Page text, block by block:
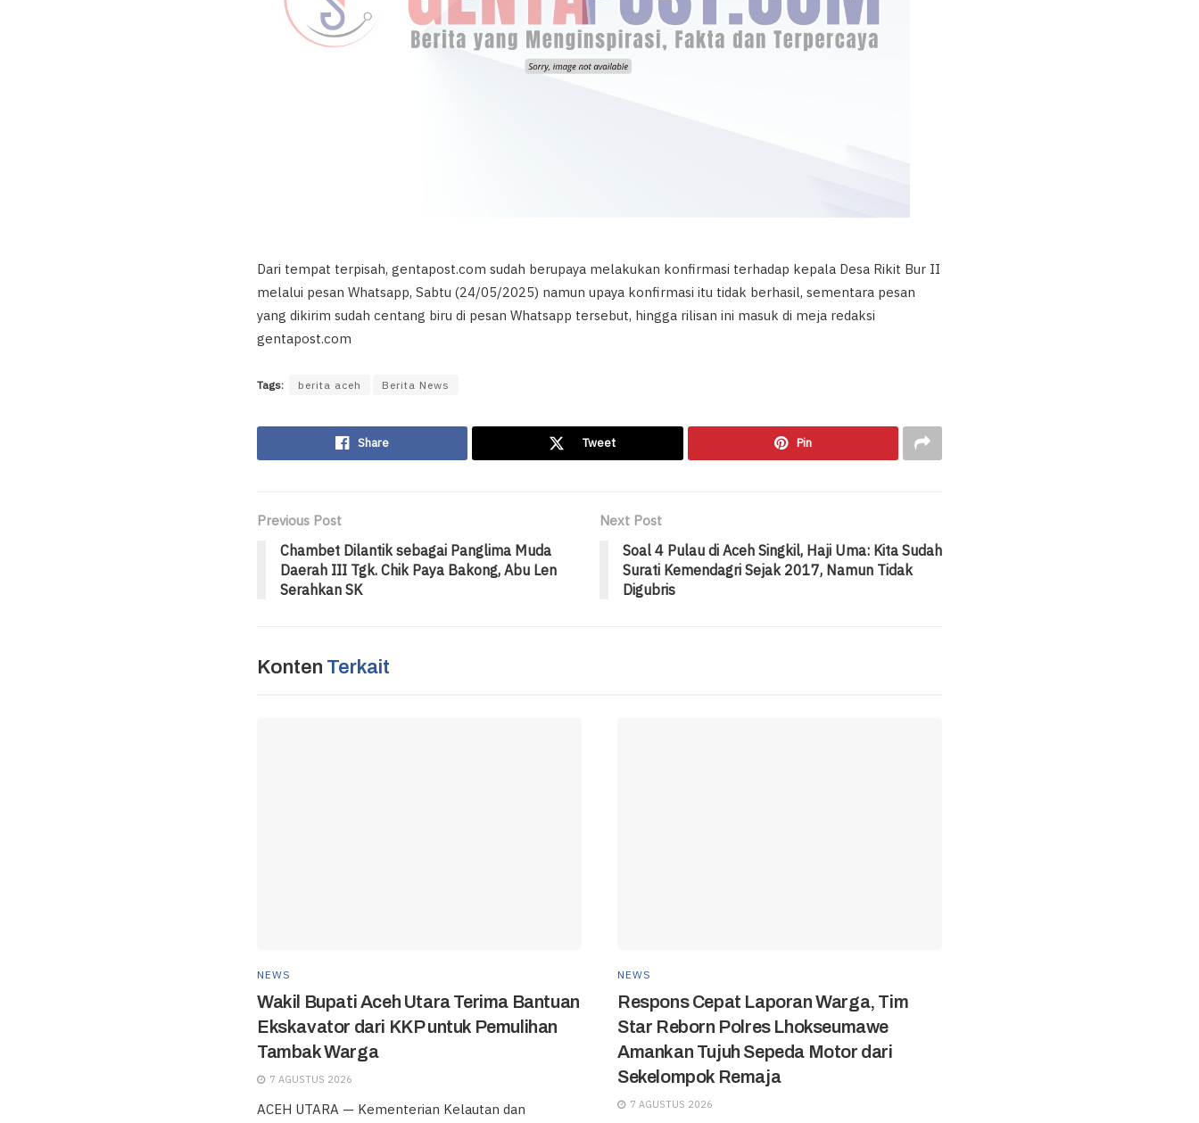
Dari tempat terpisah, gentapost.com sudah berupaya melakukan konfirmasi terhadap kepala Desa Rikit Bur II
melalui pesan Whatsapp, Sabtu (24/05/2025) namun upaya konfirmasi itu tidak berhasil, sementara pesan
yang dikirim sudah centang biru di pesan Whatsapp tersebut, hingga rilisan ini masuk di meja redaksi
gentapost.com
Tags: berita aceh Berita News
Share Tweet Pin
Previous Post
Chambet Dilantik sebagai Panglima Muda
Daerah III Tgk. Chik Paya Bakong, Abu Len
Serahkan SK
Next Post
Soal 4 Pulau di Aceh Singkil, Haji Uma: Kita Sudah
Surati Kemendagri Sejak 2017, Namun Tidak
Digubris
Konten Terkait
NEWS
Wakil Bupati Aceh Utara Terima Bantuan
Ekskavator dari KKP untuk Pemulihan
Tambak Warga
7 AGUSTUS 2026
ACEH UTARA — Kementerian Kelautan dan
NEWS
Respons Cepat Laporan Warga, Tim
Star Reborn Polres Lhokseumawe
Amankan Tujuh Sepeda Motor dari
Sekelompok Remaja
7 AGUSTUS 2026